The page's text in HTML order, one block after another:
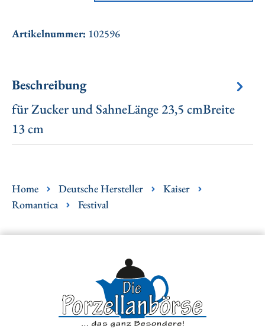
Artikelnummer: 102596
Beschreibung
für Zucker und SahneLänge 23,5 cmBreite
13 cm
Home Deutsche Hersteller
Kaiser
Romantica
Festival